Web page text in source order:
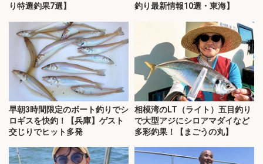
り特選釣果7選】
釣り最新情報10選・東海】
早朝3時間限定のボート釣りでシ
ロギスを快釣！【兵庫】ゲスト
交じりでヒット多発
相模湾のLT（ライト）五目釣り
で大型アジにシロアマダイなど
多彩釣果！【まごうの丸】